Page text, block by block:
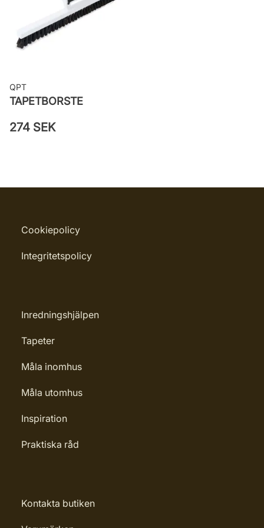
Leverantörens artikelnummer: 11935
QPT
TAPETBORSTE
274 SEK
Cookiepolicy
Integritetspolicy
Inredningshjälpen
Tapeter
Måla inomhus
Måla utomhus
Inspiration
Praktiska råd
Kontakta butiken